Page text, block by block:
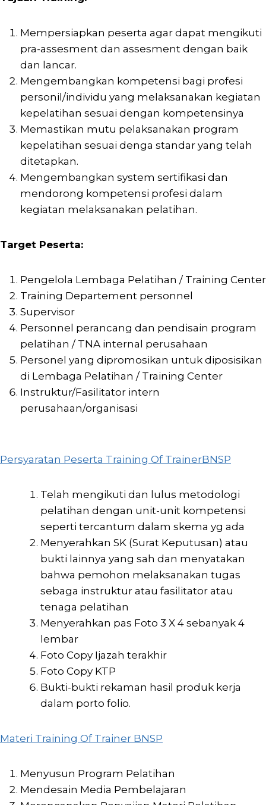
Mempersiapkan peserta agar dapat mengikuti
pra-assesment dan assesment dengan baik
dan lancar.
Mengembangkan kompetensi bagi profesi
personil/individu yang melaksanakan kegiatan
kepelatihan sesuai dengan kompetensinya
Memastikan mutu pelaksanakan program
kepelatihan sesuai denga standar yang telah
ditetapkan.
Mengembangkan system sertifikasi dan
mendorong kompetensi profesi dalam
kegiatan melaksanakan pelatihan.
Target Peserta:
Pengelola Lembaga Pelatihan / Training Center
Training Departement personnel
Supervisor
Personnel perancang dan pendisain program
pelatihan / TNA internal perusahaan
Personel yang dipromosikan untuk diposisikan
di Lembaga Pelatihan / Training Center
Instruktur/Fasilitator intern
perusahaan/organisasi
Persyaratan Peserta Training Of TrainerBNSP
Telah mengikuti dan lulus metodologi
pelatihan dengan unit-unit kompetensi
seperti tercantum dalam skema yg ada
Menyerahkan SK (Surat Keputusan) atau
bukti lainnya yang sah dan menyatakan
bahwa pemohon melaksanakan tugas
sebaga instruktur atau fasilitator atau
tenaga pelatihan
Menyerahkan pas Foto 3 X 4 sebanyak 4
lembar
Foto Copy Ijazah terakhir
Foto Copy KTP
Bukti-bukti rekaman hasil produk kerja
dalam porto folio.
Materi Training Of Trainer BNSP
Menyusun Program Pelatihan
Mendesain Media Pembelajaran